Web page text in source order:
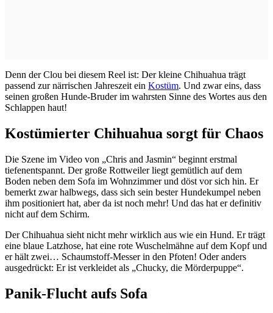
Denn der Clou bei diesem Reel ist: Der kleine Chihuahua trägt
passend zur närrischen Jahreszeit ein Kostüm. Und zwar eins, dass
seinen großen Hunde-Bruder im wahrsten Sinne des Wortes aus den
Schlappen haut!
Kostümierter Chihuahua sorgt für Chaos
Die Szene im Video von „Chris and Jasmin“ beginnt erstmal
tiefenentspannt. Der große Rottweiler liegt gemütlich auf dem
Boden neben dem Sofa im Wohnzimmer und döst vor sich hin. Er
bemerkt zwar halbwegs, dass sich sein bester Hundekumpel neben
ihm positioniert hat, aber da ist noch mehr! Und das hat er definitiv
nicht auf dem Schirm.
Der Chihuahua sieht nicht mehr wirklich aus wie ein Hund. Er trägt
eine blaue Latzhose, hat eine rote Wuschelmähne auf dem Kopf und
er hält zwei… Schaumstoff-Messer in den Pfoten! Oder anders
ausgedrückt: Er ist verkleidet als „Chucky, die Mörderpuppe“.
Panik-Flucht aufs Sofa